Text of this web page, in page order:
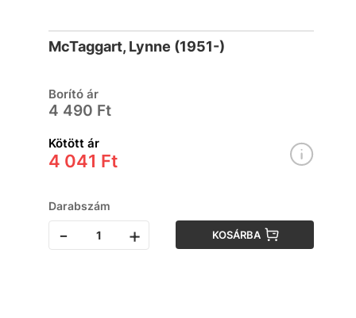
McTaggart, Lynne (1951-)
Borító ár
4 490 Ft
Kötött ár
4 041 Ft
Darabszám
- + KOSÁRBA